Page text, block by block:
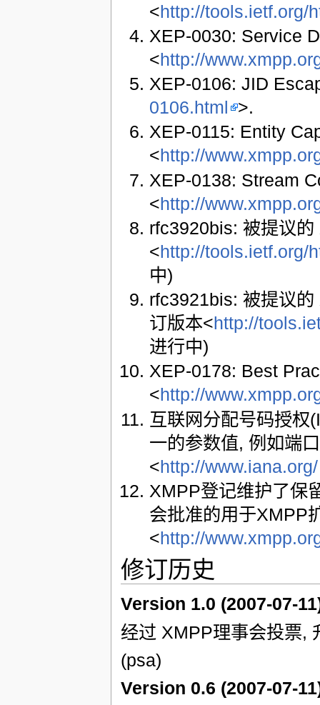
<http://tools.ietf.org/
XEP-0030: Service
<http://
XEP-0106: JID
0106.html >.
XEP-0115: Entity
<http://
XEP-0138: Stream
<http://
rfc3920bis: 被提议
<http://tools.ietf.org/
中)
rfc3921bis: 被提议
订版本<http://
进行中)
XEP-0178: Best
<http://
互联网分配号码授权
一的参数值, 例如端
<http://www.iana.org/
XMPP登记维护了保
会批准的用于XMPP
<http://
修订历史
Version 1.0 (2007-07-
经过 XMPP理事会投票,
(psa)
Version 0.6 (2007-07-